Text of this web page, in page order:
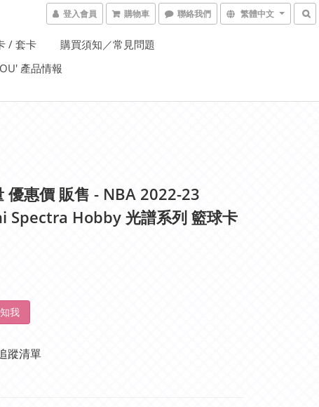
登入會員 購物車 聯絡我們 繁體中文
/ 套卡
購買須知／常見問題
產品情報
優惠價 販售 - NBA 2022-23
Spectra Hobby 光譜系列 籃球卡
我
蹤清單